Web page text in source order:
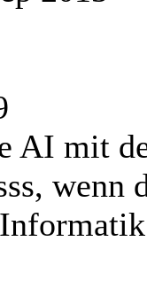
AI mit